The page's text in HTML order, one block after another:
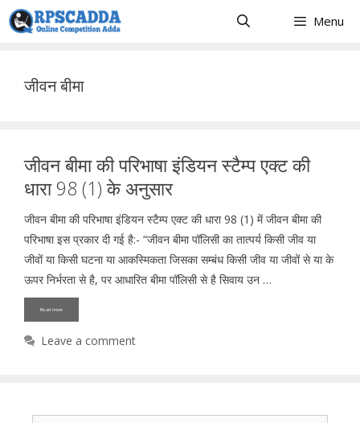
Skip
to
Menu
जीवन बीमा
जीवन बीमा की परिभाषा इंडियन स्टैम्प एक्ट की
धारा 98 (1) के अनुसार
जीवन बीमा की परिभाषा इंडियन स्टैम्प एक्ट की धारा 98 (1) में जीवन बीमा की
परिभाषा इस प्रकार दी गई है:- “जीवन बीमा पॉलिसी का तात्पर्य किसी जीव या
जीवों या किसी घटना या आकस्मिकता जिसका सम्बंध किसी जीव या जीवों से या के
ऊपर निर्भरता से है, पर आधारित बीमा पॉलिसी से है सिवाय उन …
Read more
Leave a comment